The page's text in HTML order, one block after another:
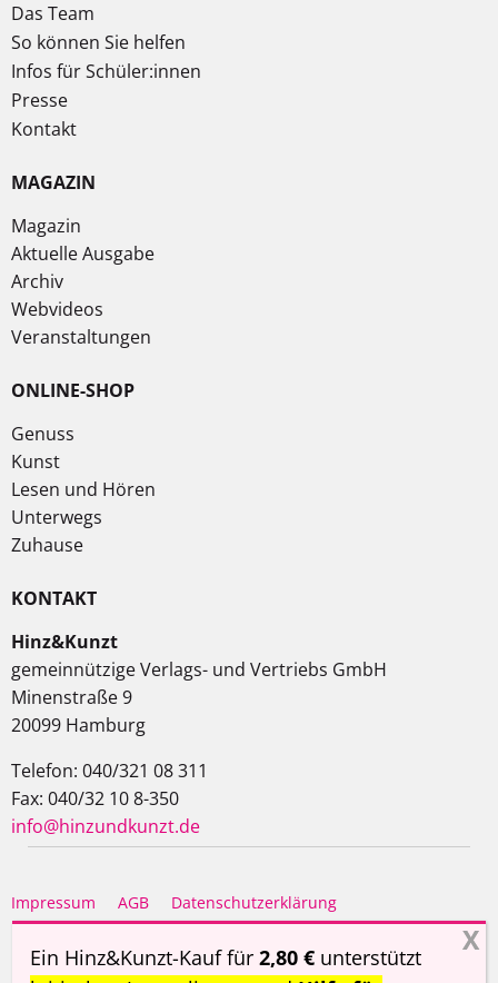
Das Team
So können Sie helfen
Infos für Schüler:innen
Presse
Kontakt
MAGAZIN
Magazin
Aktuelle Ausgabe
Archiv
Webvideos
Veranstaltungen
ONLINE-SHOP
Genuss
Kunst
Lesen und Hören
Unterwegs
Zuhause
KONTAKT
Hinz&Kunzt
gemeinnützige Verlags- und Vertriebs GmbH
Minenstraße 9
20099 Hamburg
Telefon: 040/321 08 311
Fax: 040/32 10 8-350
info@hinzundkunzt.de
Impressum AGB
Datenschutzerklärung
Ein Hinz&Kunzt-Kauf für2,80 € unterstützt